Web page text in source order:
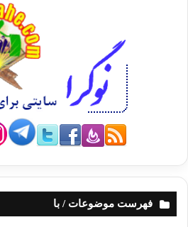
فهرست موضوعات / با